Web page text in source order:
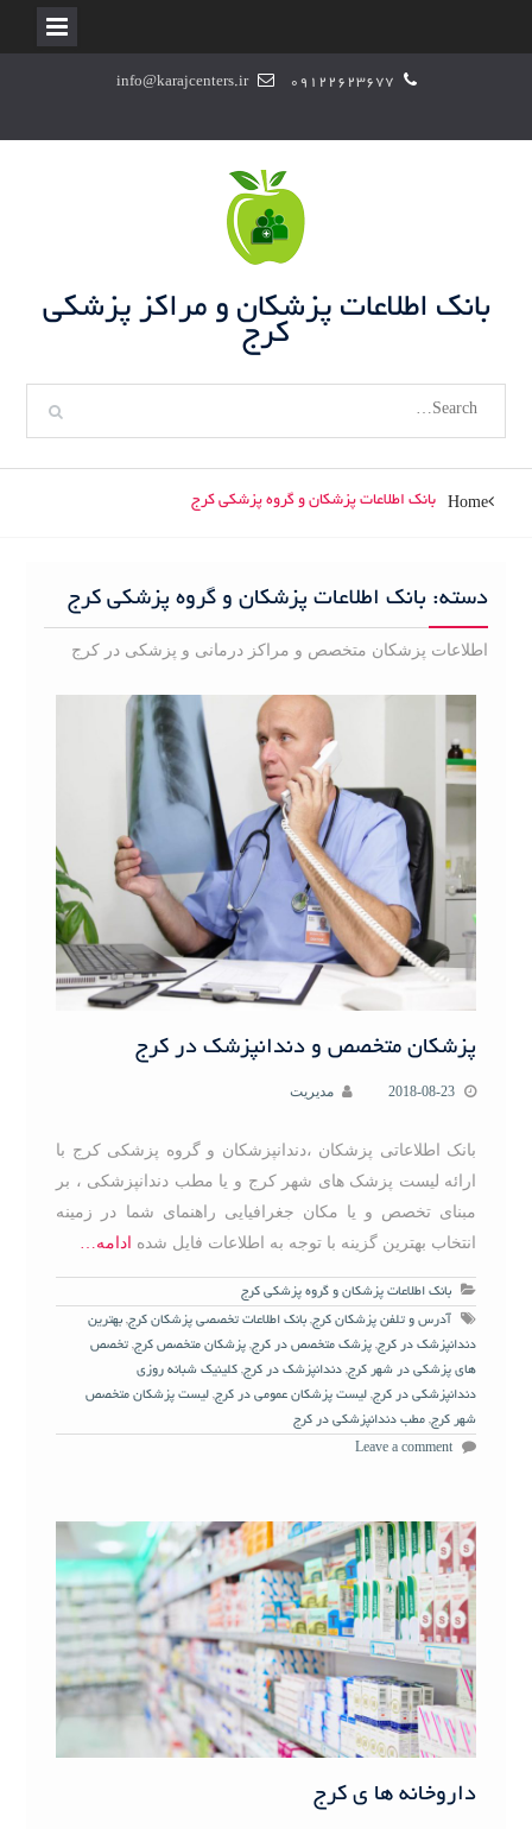
09122623677
info@karajcenters.ir
بانک اطلاعات پزشکان و مراکز پزشکی
کرج
Home بانک اطلاعات پزشکان و گروه پزشکی کرج
دسته: بانک اطلاعات پزشکان و گروه پزشکی کرج
اطلاعات پزشکان متخصص و مراکز درمانی و پزشکی در کرج
پزشکان متخصص و دندانپزشک در کرج
2018-08-23 مدیریت
بانک اطلاعاتی پزشکان ،دندانپزشکان و گروه پزشکی کرج با
ارائه لیست پزشک های شهر کرج و یا مطب دندانپزشکی ، بر
مبنای تخصص و یا مکان جغرافیایی راهنمای شما در زمینه
انتخاب بهترین گزینه با توجه به اطلاعات فایل شده ادامه…
بانک اطلاعات پزشکان و گروه پزشکی کرج
آدرس و تلفن پزشکان کرج, بانک اطلاعات تخصصی پزشکان کرج, بهترین
دندانپزشک در کرج, پزشک متخصص در کرج, پزشکان متخصص کرج, تخصص
های پزشکی در شهر کرج, دندانپزشک در کرج, کلینیک شبانه روزی
دندانپزشکی در کرج, لیست پزشکان عمومی در کرج, لیست پزشکان متخصص
شهر کرج, مطب دندانپزشکی در کرج
Leave a comment
داروخانه ها ی کرج